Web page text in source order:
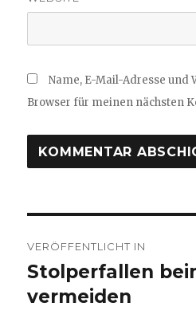
Name, E-Mail-Adresse und
Browser für meinen nächsten
VERÖFFENTLICHT IN
Stolperfallen
vermeiden